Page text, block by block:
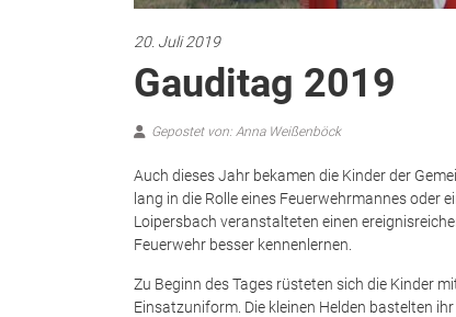
20. Juli 2019
Gauditag 2019
Gepostet von: Anna Weißenböck
Auch dieses Jahr bekamen die Kinder der
lang in die Rolle eines Feuerwehrmannes oder
Loipersbach veranstalteten einen
Feuerwehr besser kennenlernen.
Zu Beginn des Tages rüsteten sich die Kinder
Einsatzuniform. Die kleinen Helden bastelten